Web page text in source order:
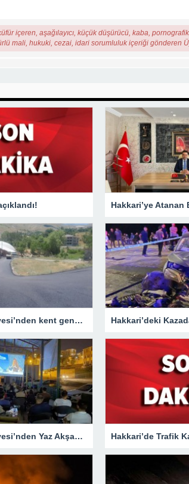
içeren, aşağılayıcı, küçük düşürücü, kaba,
mali, hukuki, cezai, idari sorumluluk içeriği gönderen
Hakkari Belediyesi’nden kent genelinde yoğun asfalt mesaisi Hakkari’deki
Hakkari Belediyesi’nden Yaz Akşamlarına Sinema Etkinliği